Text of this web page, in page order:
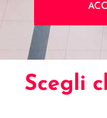
Scegli